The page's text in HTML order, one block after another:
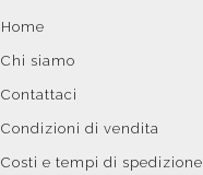
Home
Chi siamo
Contattaci
Condizioni di vendita
Costi e tempi di spedizione